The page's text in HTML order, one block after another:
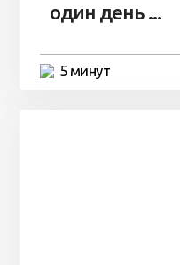
один день ...
5 минут